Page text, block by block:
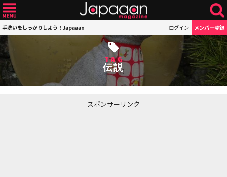
手洗いをしっかりしよう！Japaaan ログイン メンバー登録
TAG
伝説
スポンサーリンク